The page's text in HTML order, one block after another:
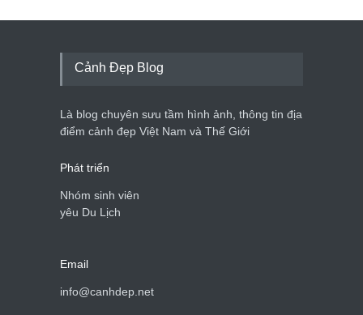
Cảnh Đẹp Blog
Là blog chuyên sưu tầm hình ảnh, thông tin địa
điểm cảnh đẹp Việt Nam và Thế Giới
Phát triển
Nhóm sinh viên
yêu Du Lịch
Email
info@canhdep.net